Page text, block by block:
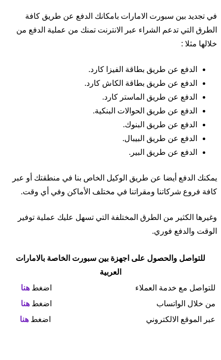
في تجديد بين سبورت الامارات بامكانك الدفع عن طريق كافة
الطرق التي تدعم الشراء عبر الانترنت تمنك من عملية الدفع من
خلالها مثلا :
الدفع عن طريق بطاقة الفيزا كارد.
الدفع عن طريق بطاقة الكاش كارد.
الدفع عن طريق الماستر كارد.
الدفع عن طريق الحوالات البنكية.
الدفع عن طريق البنوك.
الدفع عن طريق البيبال.
الدفع عن طريق البير.
يمكنك الدفع أيضا عن طريق الوكيل الخاص بنا في منطقتك أو عبر
كافة فروع شركاتنا ومقراتنا في مختلف الأماكن وفي أي وقت.
وغيرها الكثير من الطرق المختلفة التي تسهل عليك عملية توفير
الوقت والدفع فوري.
للتواصل والحصول على اجهزة بين سبورت الخاصة بالامارات
العربية
للتواصل مع خدمة العملاء
اضغط هنا
من خلال الواتساب
اضغط هنا
عبر الموقع الالكتروني
اضغط هنا